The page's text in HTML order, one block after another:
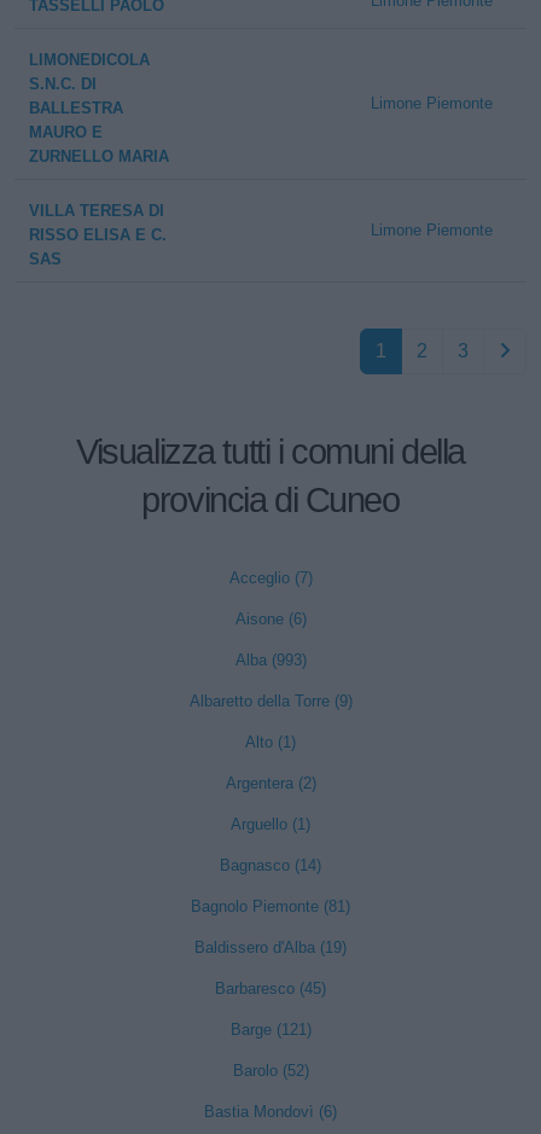
TASSELLI PAOLO
LIMONEDICOLA
S.N.C. DI
BALLESTRA
MAURO E
ZURNELLO MARIA
Limone Piemonte
VILLA TERESA DI
RISSO ELISA E C.
SAS
Limone Piemonte
1 2 3
Visualizza tutti i comuni della
provincia di Cuneo
Acceglio (7)
Aisone (6)
Alba (993)
Albaretto della Torre (9)
Alto (1)
Argentera (2)
Arguello (1)
Bagnasco (14)
Bagnolo Piemonte (81)
Baldissero d'Alba (19)
Barbaresco (45)
Barge (121)
Barolo (52)
Bastia Mondovì (6)